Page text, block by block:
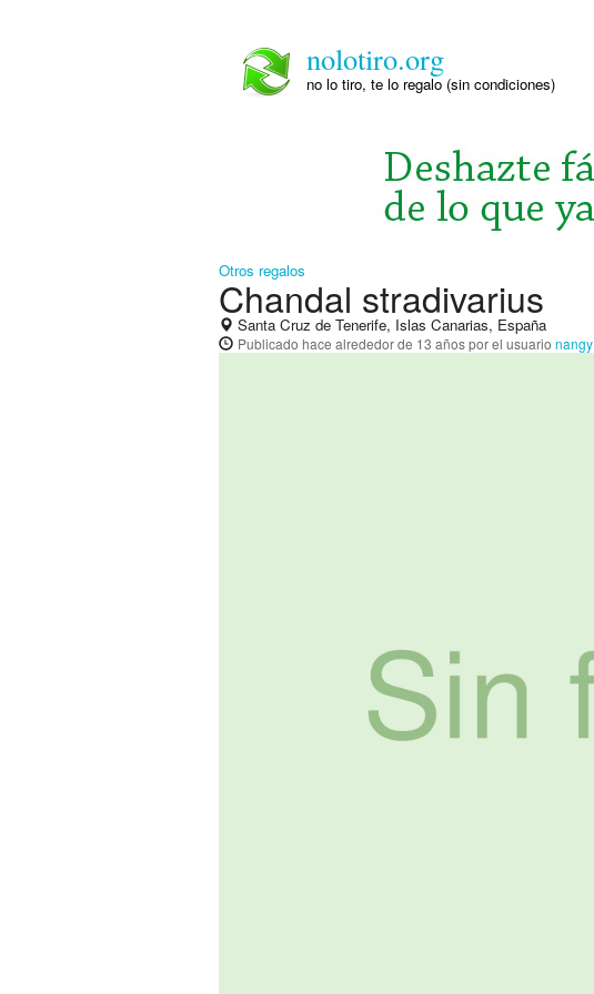
nolotiro.org
no lo tiro, te lo regalo (sin condiciones)
Otros regalos
Chandal stradivarius
Santa Cruz de Tenerife, Islas Canarias, España
Publicado hace alrededor de 13 añospor el usuario nangy